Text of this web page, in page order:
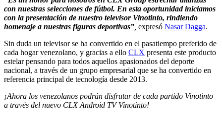
con nuestras selecciones de fútbol. En esta oportunidad iniciamos
con la presentación de nuestro televisor Vinotinto, rindiendo
homenaje a nuestras figuras deportivas” expresó Nasar Dagga.
Sin duda un televisor se ha convertido en el pasatiempo preferido de
cada hogar venezolano, y gracias a ello CLX presenta este producto
estelar pensando para todos aquellos apasionados del deporte
nacional, a través de un grupo empresarial que se ha convertido en
referencia principal de tecnología desde 2013.
¡Ahora los venezolanos podrán disfrutar de cada partido Vinotinto
a través del nuevo CLX Android TV Vinotinto!